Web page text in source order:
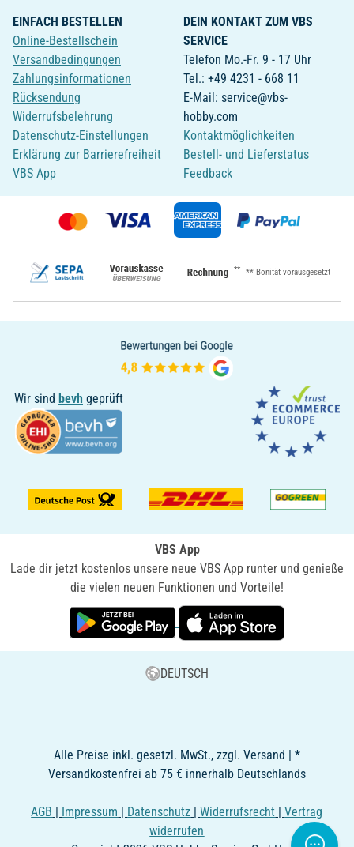
EINFACH BESTELLEN
Online-Bestellschein
Versandbedingungen
Zahlungsinformationen
Rücksendung
Widerrufsbelehrung
Datenschutz-Einstellungen
Erklärung zur Barrierefreiheit
VBS App
DEIN KONTAKT ZUM VBS
SERVICE
Telefon Mo.-Fr. 9 - 17 Uhr
Tel.: +49 4231 - 668 11
E-Mail: service@vbs-
hobby.com
Kontaktmöglichkeiten
Bestell- und Lieferstatus
Feedback
** ** Bonität vorausgesetzt
Wir sind bevh geprüft
VBS App
Lade dir jetzt kostenlos unsere neue VBS App runter und genieße
die vielen neuen Funktionen und Vorteile!
DEUTSCH
Alle Preise inkl. gesetzl. MwSt., zzgl. Versand | *
Versandkostenfrei ab 75 € innerhalb Deutschlands
AGB | Impressum | Datenschutz |Widerrufsrecht |Vertrag
widerrufen